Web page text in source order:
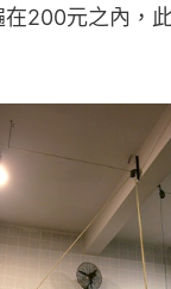
200元之內，